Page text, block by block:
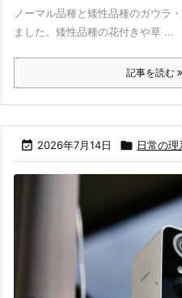
ノーマル品種と矮性品種のガウラ
ました。矮性品種の花付きや草 ...
記事を読む
 2026年7月14日  日常の理